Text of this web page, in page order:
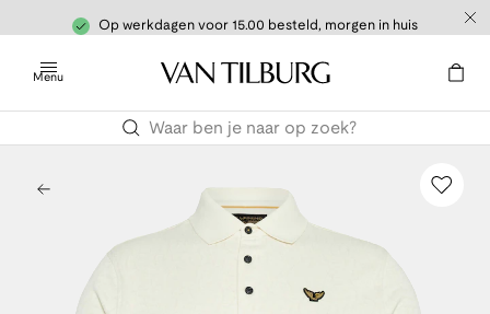
Op werkdagen voor 15.00 besteld, morgen in huis
Menu